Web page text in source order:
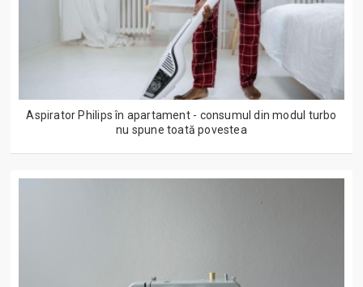
Aspirator Philips în apartament - consumul din modul turbo
nu spune toată povestea